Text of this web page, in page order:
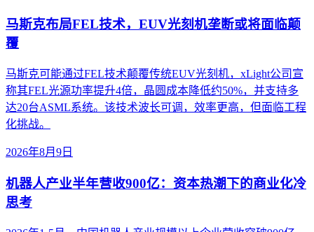
马斯克布局FEL技术，EUV光刻机垄断或将面临颠
覆
马斯克可能通过FEL技术颠覆传统EUV光刻机，xLight公司宣
称其FEL光源功率提升4倍，晶圆成本降低约50%，并支持多
达20台ASML系统。该技术波长可调，效率更高，但面临工程
化挑战。
2026年8月9日
机器人产业半年营收900亿：资本热潮下的商业化冷
思考